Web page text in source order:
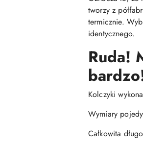
tworzy z
termicznie.
identycznego.
Ruda!
Kolczyki
Wymiary
Całkowita